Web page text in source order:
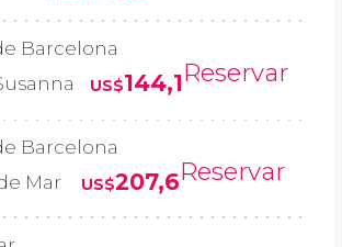
Barcelona
US$144,1Reservar
Barcelona
Mar
US$207,6Reservar